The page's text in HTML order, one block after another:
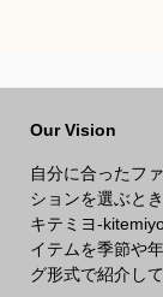
Our Vision
自分に合ったフ
ションを選ぶと
キテミヨ-
イテムを季節や
グ形式で紹介して